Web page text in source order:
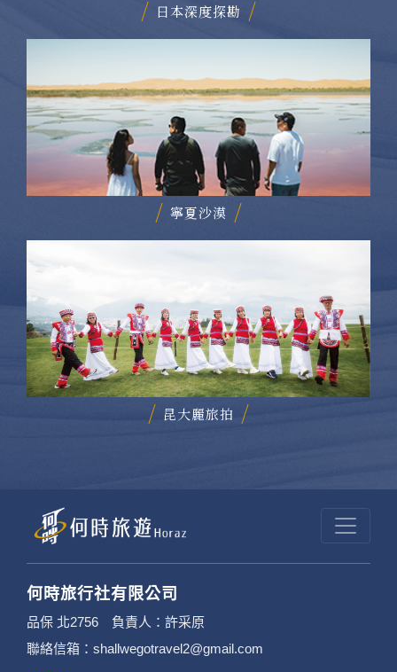
日本深度探勘
寧夏沙漠
昆大麗旅拍
何時旅行社有限公司
品保 北2756 負責人：許采原
聯絡信箱：shallwegotravel2@gmail.com